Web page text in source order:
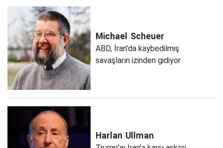
Michael Scheuer
ABD, İran'da kaybedilmiş
savaşların izinden gidiyor
Harlan Ullman